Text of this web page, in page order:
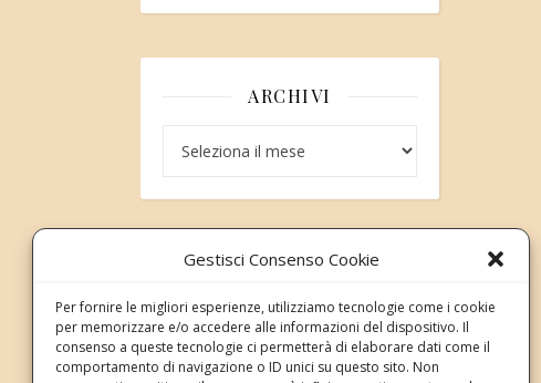
Gestisci Consenso Cookie
Per fornire le migliori esperienze, utilizziamo tecnologie come i cookie
per memorizzare e/o accedere alle informazioni del dispositivo. Il
consenso a queste tecnologie ci permetterà di elaborare dati come il
comportamento di navigazione o ID unici su questo sito. Non
ARCHIVI
Revoca il tuo consenso ai cookie
Stato attuale: Negato